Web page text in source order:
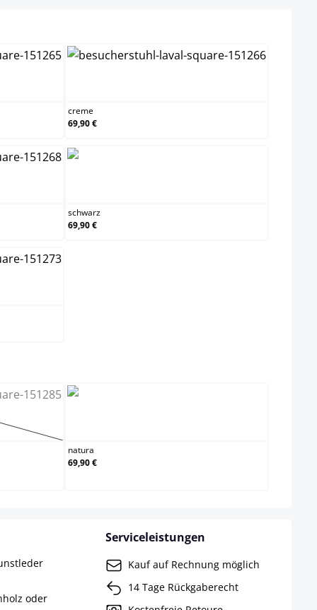
creme
69,90 €
schwarz
69,90 €
ist zurzeit nicht verfügbar.)
natura
69,90 €
oder
Serviceleistungen
Kauf auf Rechnung möglich
14 Tage Rückgaberecht